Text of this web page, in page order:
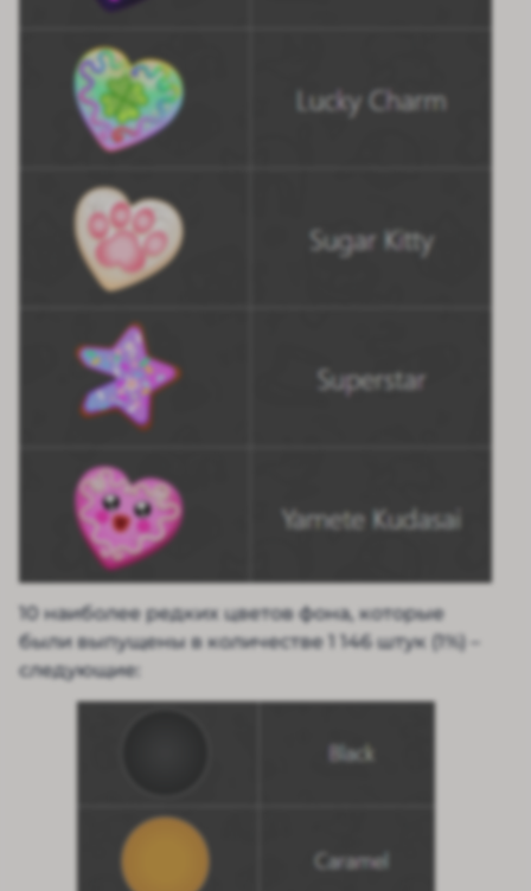
10 наиболее редких цветов фона, которые
были выпущены в количестве 1 146 штук (1%) –
следующие: